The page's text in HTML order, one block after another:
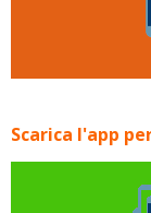
Scarica l'app